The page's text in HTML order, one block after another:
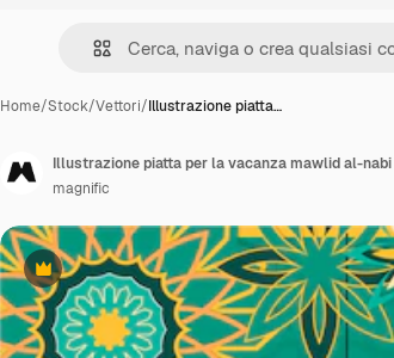
Home/Stock/Vettori/Illustrazione piatta…
Premium
Illustrazione piatta per la vacanza mawlid al-nabi
magnific